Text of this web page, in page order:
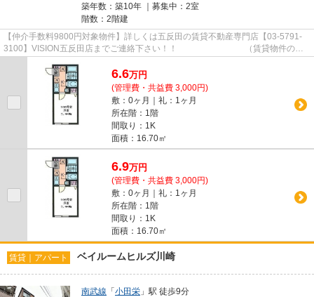
築年数：築10年 ｜募集中： 2室
階数：2階建
【仲介手数料9800円対象物件】詳しくは五反田の賃貸不動産専門店【03-5791-
3100】VISION五反田店までご連絡下さい！！ （賃貸物件のオ
ススメポイント） ダブルロックキ...
6.6万円
(管理費・共益費 3,000円)
敷：0ヶ月｜礼：1ヶ月
所在階：1階
間取り：1K
面積：16.70㎡
6.9万円
(管理費・共益費 3,000円)
敷：0ヶ月｜礼：1ヶ月
所在階：1階
間取り：1K
面積：16.70㎡
賃貸｜アパート ベイルームヒルズ川崎
南武線 「小田栄 」駅 徒歩9分